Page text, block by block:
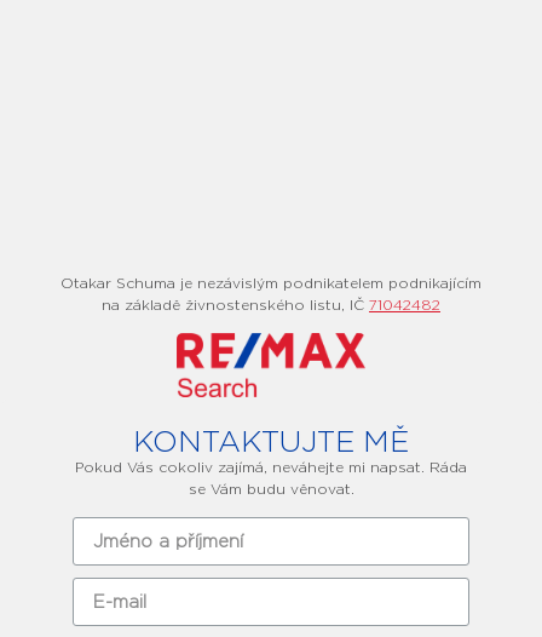
Otakar Schuma je nezávislým podnikatelem podnikajícím
na základě živnostenského listu, IČ 71042482
KONTAKTUJTE MĚ
Pokud Vás cokoliv zajímá, neváhejte mi napsat. Ráda
se Vám budu věnovat.